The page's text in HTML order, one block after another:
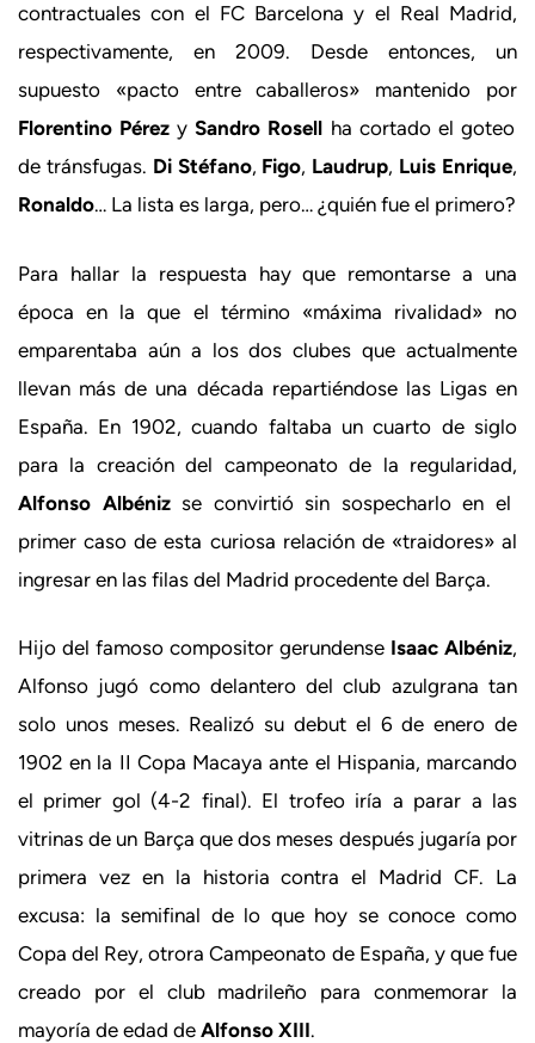
contractuales con el FC Barcelona y el Real Madrid,
respectivamente, en 2009. Desde entonces, un
supuesto «pacto entre caballeros» mantenido por
Florentino Pérez ySandro Rosell ha cortado el goteo
de tránsfugas. Di Stéfano, Figo, Laudrup, Luis Enrique,
Ronaldo… La lista es larga, pero… ¿quién fue el primero?
Para hallar la respuesta hay que remontarse a una
época en la que el término «máxima rivalidad» no
emparentaba aún a los dos clubes que actualmente
llevan más de una década repartiéndose las Ligas en
España. En 1902, cuando faltaba un cuarto de siglo
para la creación del campeonato de la regularidad,
Alfonso Albénizse convirtió sin sospecharlo en el
primer caso de esta curiosa relación de «traidores» al
ingresar en las filas del Madrid procedente del Barça.
Hijo del famoso compositor gerundense Isaac Albéniz,
Alfonso jugó como delantero del club azulgrana tan
solo unos meses. Realizó su debut el 6 de enero de
1902 en la II Copa Macaya ante el Hispania, marcando
el primer gol (4-2 final). El trofeo iría a parar a las
vitrinas de un Barça que dos meses después jugaría por
primera vez en la historia contra el Madrid CF. La
excusa: la semifinal de lo que hoy se conoce como
Copa del Rey, otrora Campeonato de España, y que fue
creado por el club madrileño para conmemorar la
mayoría de edad de Alfonso XIII.